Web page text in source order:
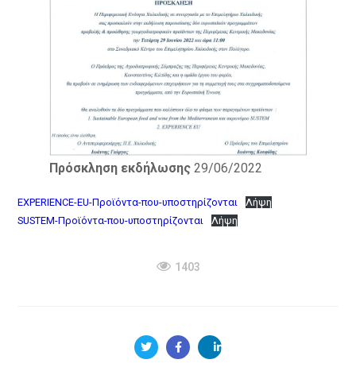
Πρόσκληση εκδήλωσης 29/06/2022
EXPERIENCE-EU-Προϊόντα-που-υποστηρίζονται
Λήψη
SUSTEM-Προϊόντα-που-υποστηρίζονται
Λήψη
1403